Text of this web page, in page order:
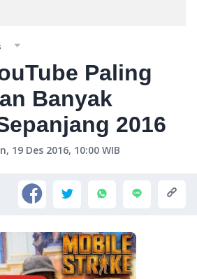
Paling
Banyak
2016
19 Des 2016, 10:00 WIB